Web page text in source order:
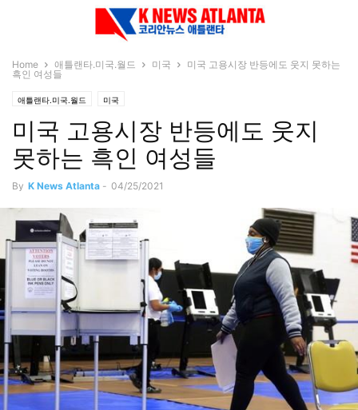
Home 애틀랜타.미국.월드 미국
미국 고용시장 반등에도 웃지 못하는
흑인 여성들
애틀랜타.미국.월드 미국
미국 고용시장 반등에도 웃지
못하는 흑인 여성들
By K News Atlanta - 04/25/2021